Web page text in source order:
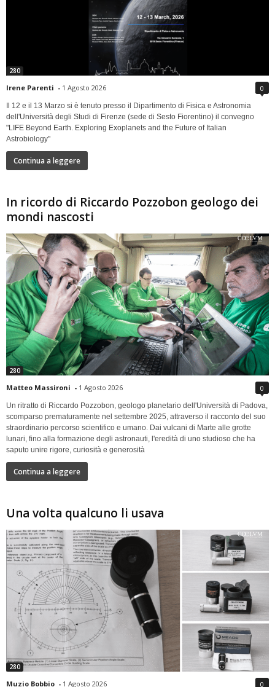
280
Irene Parenti - 1 Agosto 2026 0
Il 12 e il 13 Marzo si è tenuto presso il Dipartimento di Fisica e Astronomia
dell'Università degli Studi di Firenze (sede di Sesto Fiorentino) il convegno
"LIFE Beyond Earth. Exploring Exoplanets and the Future of Italian
Astrobiology"
Continua a leggere
In ricordo di Riccardo Pozzobon geologo dei
mondi nascosti
280
Matteo Massironi - 1 Agosto 2026 0
Un ritratto di Riccardo Pozzobon, geologo planetario dell'Università di Padova,
scomparso prematuramente nel settembre 2025, attraverso il racconto del suo
straordinario percorso scientifico e umano. Dai vulcani di Marte alle grotte
lunari, fino alla formazione degli astronauti, l'eredità di uno studioso che ha
saputo unire rigore, curiosità e generosità
Continua a leggere
Una volta qualcuno li usava
280
Muzio Bobbio - 1 Agosto 2026 0